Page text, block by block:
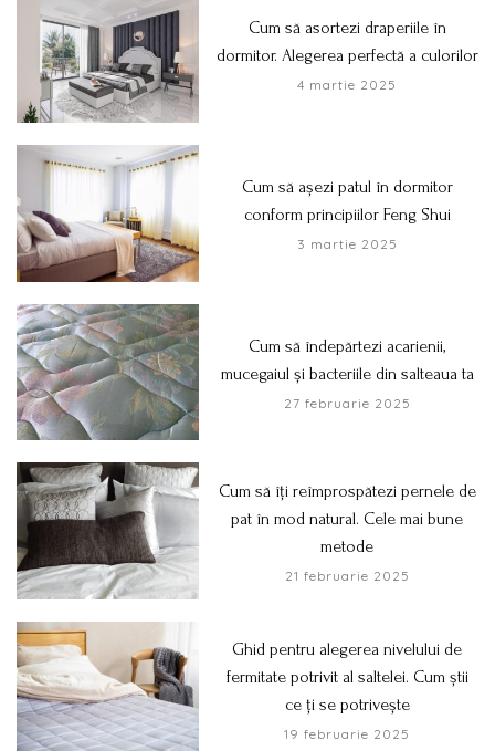
Cum să asortezi draperiile în
dormitor. Alegerea perfectă a culorilor
4 martie 2025
Cum să așezi patul în dormitor
conform principiilor Feng Shui
3 martie 2025
Cum să îndepărtezi acarienii,
mucegaiul și bacteriile din salteaua ta
27 februarie 2025
Cum să îți reîmprospătezi pernele de
pat în mod natural. Cele mai bune
metode
21 februarie 2025
Ghid pentru alegerea nivelului de
fermitate potrivit al saltelei. Cum știi
ce ți se potrivește
19 februarie 2025